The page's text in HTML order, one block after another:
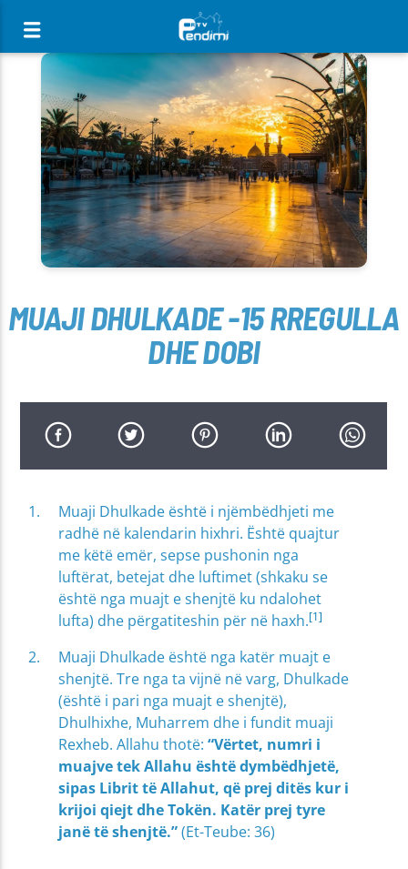
[There are no radio stations in the database]
MUAJI DHULKADE -15 RREGULLA
DHE DOBI
Muaji Dhulkade është i njëmbëdhjeti me
radhë në kalendarin hixhri. Është quajtur
me këtë emër, sepse pushonin nga
luftërat, betejat dhe luftimet (shkaku se
është nga muajt e shenjtë ku ndalohet
lufta) dhe përgatiteshin për në haxh.[1]
Muaji Dhulkade është nga katër muajt e
shenjtë. Tre nga ta vijnë në varg, Dhulkade
(është i pari nga muajt e shenjtë),
Dhulhixhe, Muharrem dhe i fundit muaji
Rexheb. Allahu thotë:“Vërtet, numri i
muajve tek Allahu është dymbëdhjetë,
sipas Librit të Allahut, që prej ditës kur i
krijoi qiejt dhe Tokën. Katër prej tyre
janë të shenjtë.”(Et-Teube: 36)